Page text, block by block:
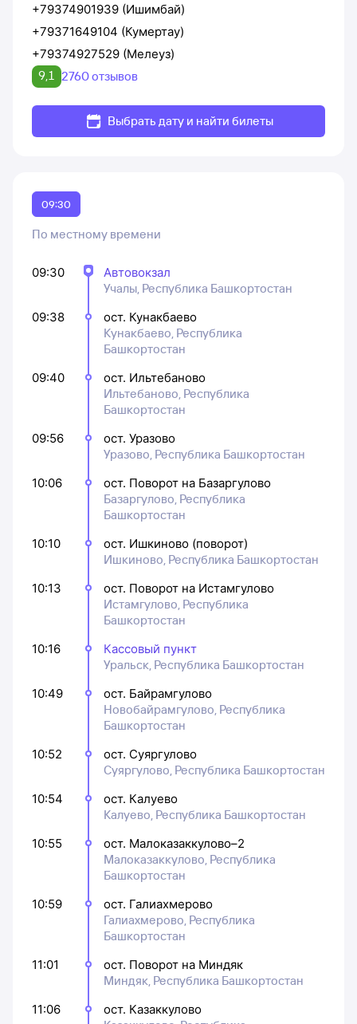
+79374901939 (Ишимбай)
+79371649104 (Кумертау)
+79374927529 (Мелеуз)
9,1 2760 отзывов
Выбрать дату и найти билеты
09:30
По местному времени
09:30
Автовокзал
Учалы, Республика Башкортостан
09:38
ост. Кунакбаево
Кунакбаево, Республика
Башкортостан
09:40
ост. Ильтебаново
Ильтебаново, Республика
Башкортостан
09:56
ост. Уразово
Уразово, Республика Башкортостан
10:06
ост. Поворот на Базаргулово
Базаргулово, Республика
Башкортостан
10:10
ост. Ишкиново (поворот)
Ишкиново, Республика Башкортостан
10:13
ост. Поворот на Истамгулово
Истамгулово, Республика
Башкортостан
10:16
Кассовый пункт
Уральск, Республика Башкортостан
10:49
ост. Байрамгулово
Новобайрамгулово, Республика
Башкортостан
10:52
ост. Суяргулово
Суяргулово, Республика Башкортостан
10:54
ост. Калуево
Калуево, Республика Башкортостан
10:55
ост. Малоказаккулово–2
Малоказаккулово, Республика
Башкортостан
10:59
ост. Галиахмерово
Галиахмерово, Республика
Башкортостан
11:01
ост. Поворот на Миндяк
Миндяк, Республика Башкортостан
11:06
ост. Казаккулово